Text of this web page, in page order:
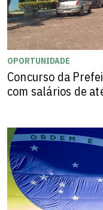
OPORTUNIDADE
Concurso da
com salários de